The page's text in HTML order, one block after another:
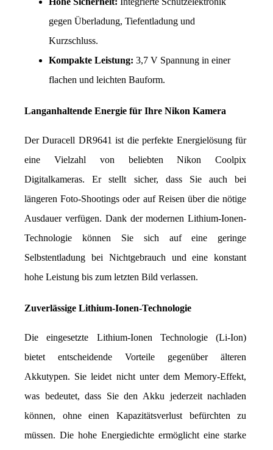
gegen Überladung, Tiefentladung und
Kurzschluss.
Kompakte Leistung: 3,7 V Spannung in einer
flachen und leichten Bauform.
Langanhaltende Energie für Ihre Nikon Kamera
Der Duracell DR9641 ist die perfekte Energielösung für
eine Vielzahl von beliebten Nikon Coolpix
Digitalkameras. Er stellt sicher, dass Sie auch bei
längeren Foto-Shootings oder auf Reisen über die nötige
Ausdauer verfügen. Dank der modernen Lithium-Ionen-
Technologie können Sie sich auf eine geringe
Selbstentladung bei Nichtgebrauch und eine konstant
hohe Leistung bis zum letzten Bild verlassen.
Zuverlässige Lithium-Ionen-Technologie
Die eingesetzte Lithium-Ionen Technologie (Li-Ion)
bietet entscheidende Vorteile gegenüber älteren
Akkutypen. Sie leidet nicht unter dem Memory-Effekt,
was bedeutet, dass Sie den Akku jederzeit nachladen
können, ohne einen Kapazitätsverlust befürchten zu
müssen. Die hohe Energiedichte ermöglicht eine starke